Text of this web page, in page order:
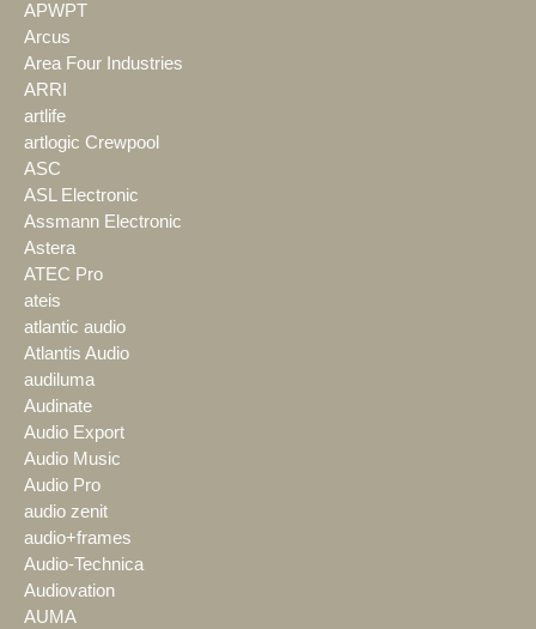
APWPT
Arcus
Area Four Industries
ARRI
artlife
artlogic Crewpool
ASC
ASL Electronic
Assmann Electronic
Astera
ATEC Pro
ateis
atlantic audio
Atlantis Audio
audiluma
Audinate
Audio Export
Audio Music
Audio Pro
audio zenit
audio+frames
Audio-Technica
Audiovation
AUMA